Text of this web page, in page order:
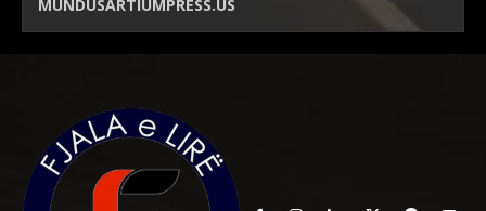
MUNDUSARTIUMPRESS.US